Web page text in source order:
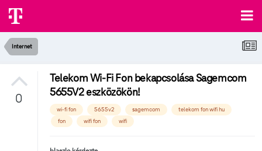
Internet
0
Telekom Wi-Fi Fon bekapcsolása Sagemcom
5655V2 eszközökön!
wi-fi fon 5655v2 sagemcom
telekom fon wifi hu
fon
wifi fon wifi